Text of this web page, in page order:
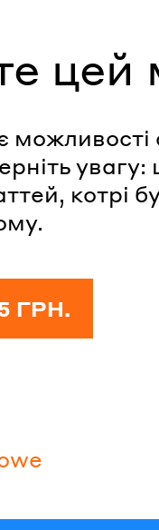
цей
можливості
увагу:
котрі
ГРН.